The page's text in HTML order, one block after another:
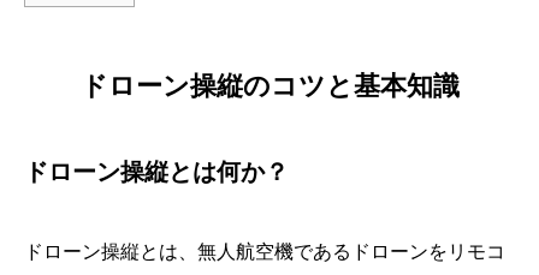
ドローン操縦のコツと基本知識
ドローン操縦とは何か？
ドローン操縦とは、無人航空機であるドローンをリモコ